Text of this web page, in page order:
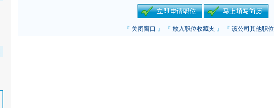
『 关闭窗口 』 『 放入职位收藏夹 』 『 该公司其他职位